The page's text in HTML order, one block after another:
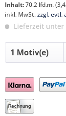
Inhalt:70.2 lfd.m.
inkl. MwSt.zzgl. evtl.
Lieferzeit unter
Preis anfragen